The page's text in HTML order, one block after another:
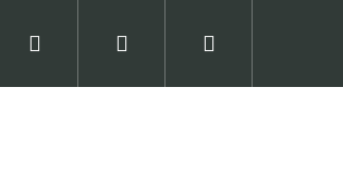
Adatkezelési tájékoztató
Keresés Bejelentkezés